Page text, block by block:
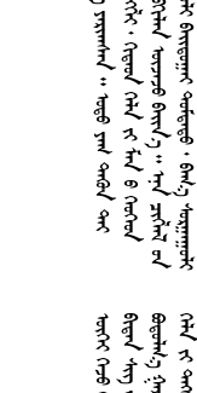
                        